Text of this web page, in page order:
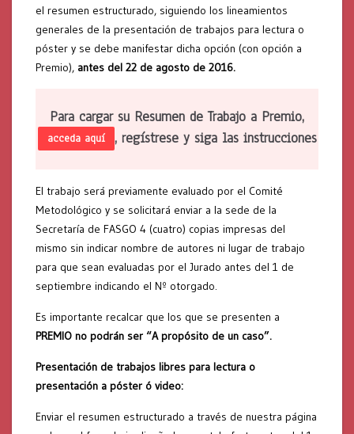
el resumen estructurado, siguiendo los lineamientos
generales de la presentación de trabajos para lectura o
póster y se debe manifestar dicha opción (con opción a
Premio), antes del 22 de agosto de 2016.
Para cargar su Resumen de Trabajo a Premio,
acceda aquí , regístrese y siga las instrucciones
El trabajo será previamente evaluado por el Comité
Metodológico y se solicitará enviar a la sede de la
Secretaría de FASGO 4 (cuatro) copias impresas del
mismo sin indicar nombre de autores ni lugar de trabajo
para que sean evaluadas por el Jurado antes del 1 de
septiembre indicando el Nº otorgado.
Es importante recalcar que los que se presenten a
PREMIO no podrán ser “A propósito de un caso”.
Presentación de trabajos libres para lectura o
presentación a póster ó video:
Enviar el resumen estructurado a través de nuestra página